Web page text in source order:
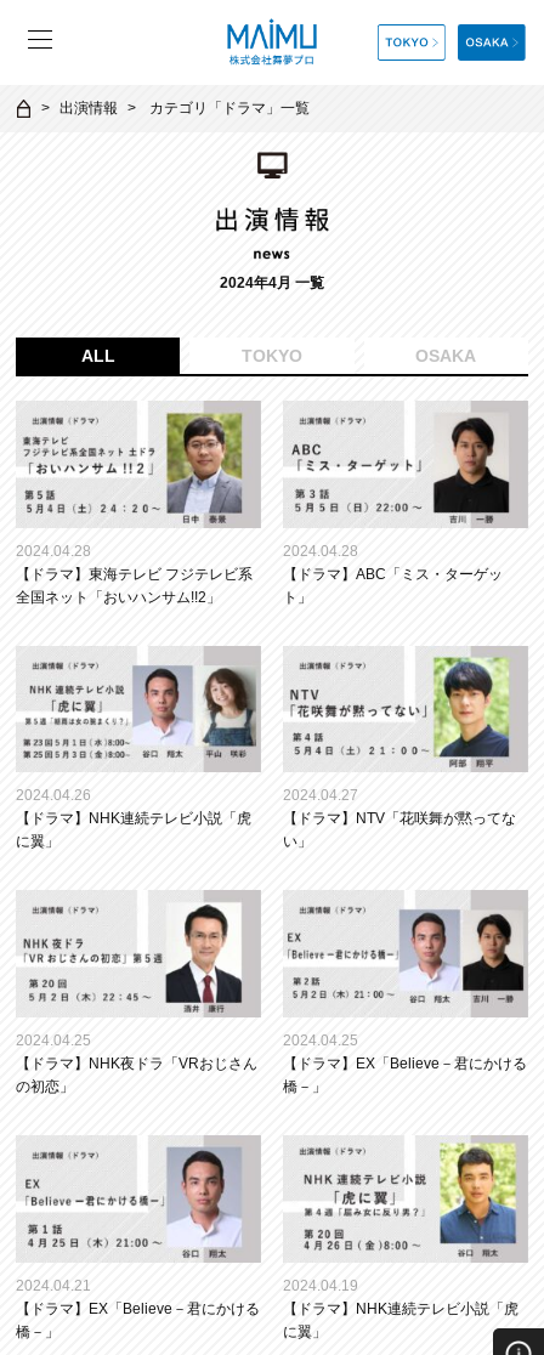
出演情報 カテゴリ「 ドラマ 」一覧
2024年4月 一覧
ALL TOKYO OSAKA
2024.04.28
【ドラマ】東海テレビ フジテレビ系
全国ネット「おいハンサム!!2」
2024.04.28
【ドラマ】ABC「ミス・ターゲッ
ト」
2024.04.26
【ドラマ】NHK連続テレビ小説「虎
に翼」
2024.04.27
【ドラマ】NTV「花咲舞が黙ってな
い」
2024.04.25
【ドラマ】NHK夜ドラ「VRおじさん
の初恋」
2024.04.25
【ドラマ】EX「Believe－君にかける
橋－」
2024.04.21
【ドラマ】EX「Believe－君にかける
橋－」
2024.04.19
【ドラマ】NHK連続テレビ小説「虎
に翼」